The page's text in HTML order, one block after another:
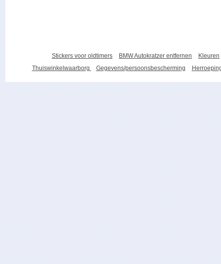
Stickers voor oldtimers BMW Autokratzer entfernen
Kleuren
Thuiswinkelwaarborg
Gegevens/persoonsbescherming